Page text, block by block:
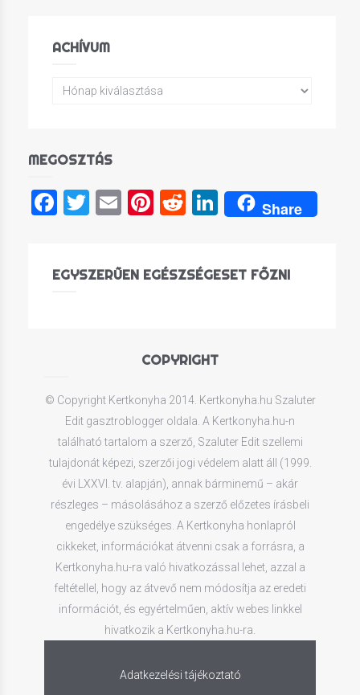
ACHÍVUM
MEGOSZTÁS
Facebook
Twitter
EmailPinterest
RedditLinkedIn
Share
EGYSZERŰEN EGÉSZSÉGESET FŐZNI
COPYRIGHT
© Copyright Kertkonyha 2014. Kertkonyha.hu Szaluter
Edit gasztroblogger oldala. A Kertkonyha.hu-n
található tartalom a szerző, Szaluter Edit szellemi
tulajdonát képezi, szerzői jogi védelem alatt áll (1999.
évi LXXVI. tv. alapján), annak bárminemű – akár
részleges – másolásához a szerző előzetes írásbeli
engedélye szükséges. A Kertkonyha honlapról
cikkeket, információkat átvenni csak a forrásra, a
Kertkonyha.hu-ra való hivatkozással lehet, azzal a
feltétellel, hogy az átvevő nem módosítja az eredeti
információt, és egyértelműen, aktív webes linkkel
hivatkozik a Kertkonyha.hu-ra.
Adatkezelési tájékoztató